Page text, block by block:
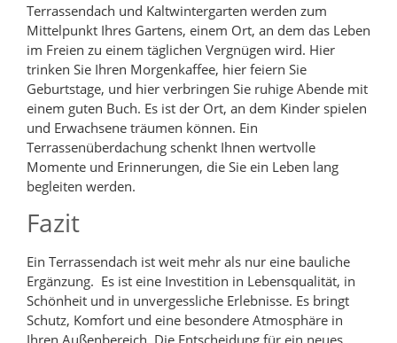
Terrassendach und Kaltwintergarten werden zum
Mittelpunkt Ihres Gartens, einem Ort, an dem das Leben
im Freien zu einem täglichen Vergnügen wird. Hier
trinken Sie Ihren Morgenkaffee, hier feiern Sie
Geburtstage, und hier verbringen Sie ruhige Abende mit
einem guten Buch. Es ist der Ort, an dem Kinder spielen
und Erwachsene träumen können. Ein
Terrassenüberdachung schenkt Ihnen wertvolle
Momente und Erinnerungen, die Sie ein Leben lang
begleiten werden.
Fazit
Ein Terrassendach ist weit mehr als nur eine bauliche
Ergänzung. Es ist eine Investition in Lebensqualität, in
Schönheit und in unvergessliche Erlebnisse. Es bringt
Schutz, Komfort und eine besondere Atmosphäre in